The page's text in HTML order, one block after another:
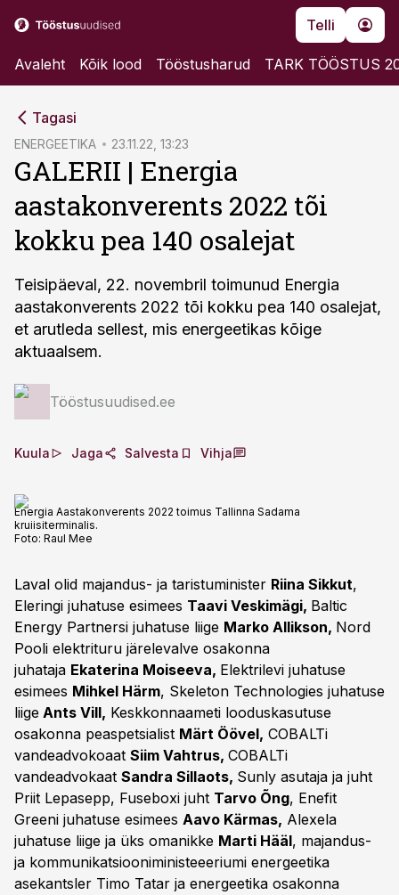
Telli
Avaleht Kõik lood Tööstusharud TARK TÖÖSTUS
Tagasi
ENERGEETIKA 23.11.22, 13:23
GALERII | Energia
aastakonverents 2022 tõi
kokku pea 140 osalejat
Teisipäeval, 22. novembril toimunud Energia
aastakonverents 2022 tõi kokku pea 140 osalejat,
et arutleda sellest, mis energeetikas kõige
aktuaalsem.
Tööstusuudised.ee
Kuula Jaga Salvesta Vihja
Energia Aastakonverents 2022 toimus Tallinna Sadama
kruiisiterminalis.
Foto: Raul Mee
Laval olid majandus- ja taristuminister Riina Sikkut,
Eleringi juhatuse esimees Taavi Veskimägi, Baltic
Energy Partnersi juhatuse liige Marko Allikson, Nord
Pooli elektrituru järelevalve osakonna
juhataja Ekaterina Moiseeva, Elektrilevi juhatuse
esimees Mihkel Härm, Skeleton Technologies juhatuse
liige Ants Vill, Keskkonnaameti looduskasutuse
osakonna peaspetsialist Märt Öövel, COBALTi
vandeadvokoaat Siim Vahtrus, COBALTi
vandeadvokaat Sandra Sillaots, Sunly asutaja ja juht
Priit Lepasepp, Fuseboxi juht Tarvo Õng, Enefit
Greeni juhatuse esimees Aavo Kärmas, Alexela
juhatuse liige ja üks omanikke Marti Hääl, majandus-
ja kommunikatsiooniministeeeriumi energeetika
asekantsler Timo Tatar ja energeetika osakonna